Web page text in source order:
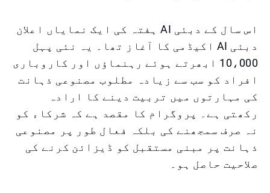
اس سال کے دبئی AI ہفتہ کی ایک نمایاں اعلان
دبئی AI اکیڈمی کا آغاز تھا۔ یہ نئی پہل
10،000 ابھرتے ہوئے رہنماؤں اور کاروباری
افراد کو سب سے زیادہ مطلوب مصنوعی ذہانت
کی مہارتوں میں تربیت دینے کا ارادہ
رکھتی ہے۔ پروگرام کا مقصد ہے کہ شرکاء کو
نہ صرف سمجھنے کی بلکہ فعال طور پر مصنوعی
ذہانت پر مبنی مستقبل کو ڈیزائن کرنے کی
صلاحیت حاصل ہو۔